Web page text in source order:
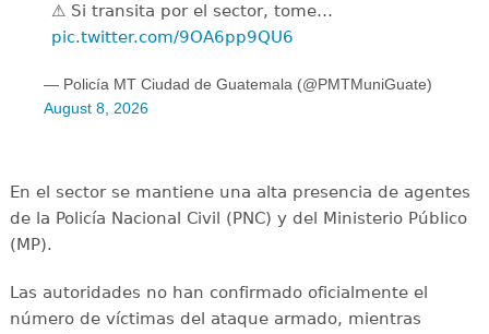
⚠️ Si transita por el sector, tome…
pic.twitter.com/9OA6pp9QU6
— Policía MT Ciudad de Guatemala (@PMTMuniGuate)
August 8, 2026
En el sector se mantiene una alta presencia de agentes
de la Policía Nacional Civil (PNC) y del Ministerio Público
(MP).
Las autoridades no han confirmado oficialmente el
número de víctimas del ataque armado, mientras